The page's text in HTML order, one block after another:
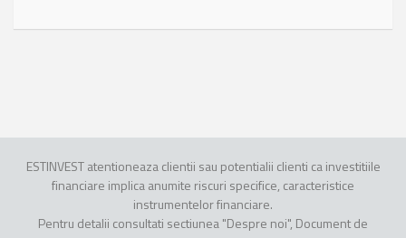
ESTINVEST atentioneaza clientii sau potentialii clienti ca investitiile
financiare implica anumite riscuri specifice, caracteristice
instrumentelor financiare.
Pentru detalii consultati sectiunea "Despre noi", Document de